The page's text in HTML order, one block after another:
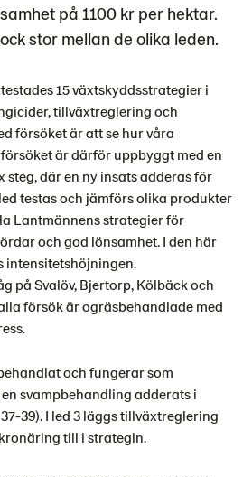
på 1100 kr per hektar.
stor mellan de olika leden.
15 växtskyddsstrategier i
tillväxtreglering och
försöket är att se hur våra
är därför uppbyggt med en
steg, där en ny insats adderas för
testas och jämförs olika produkter
Lantmännens strategier för
och god lönsamhet. I den här
intensitetshöjningen.
på Svalöv, Bjertorp, Kölbäck och
försök är ogräsbehandlade med
och fungerar som
svampbehandling adderats i
39). I led 3 läggs tillväxtreglering
till i strategin.